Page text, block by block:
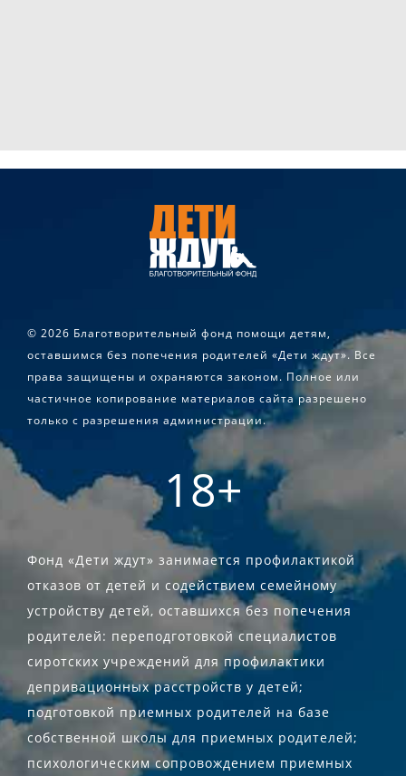
© 2026 Благотворительный фонд помощи детям,
оставшимся без попечения родителей «Дети ждут». Все
права защищены и охраняются законом. Полное или
частичное копирование материалов сайта разрешено
только с разрешения администрации.
18+
Фонд «Дети ждут» занимается профилактикой
отказов от детей и содействием семейному
устройству детей, оставшихся без попечения
родителей: переподготовкой специалистов
сиротских учреждений для профилактики
депривационных расстройств у детей;
подготовкой приемных родителей на базе
собственной школы для приемных родителей;
психологическим сопровождением приемных